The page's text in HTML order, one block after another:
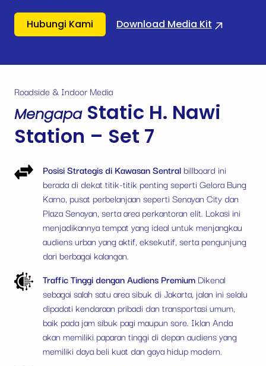
Hubungi Kami Download Media Kit
Roadside & Indoor Media
MengapaStatic H. Nawi
Station – Set 7
Posisi Strategis di Kawasan Sentralbillboard ini
berada di dekat titik-titik penting seperti Gelora Bung
Karno, pusat perbelanjaan seperti Senayan City dan
Plaza Senayan, serta area perkantoran elit. Lokasi ini
menjadikannya tempat yang ideal untuk menjangkau
audiens urban yang aktif, eksekutif, serta pengunjung
dari berbagai kalangan.
Traffic Tinggi dengan Audiens Premium Dikenal
sebagai salah satu area sibuk di Jakarta, jalan ini selalu
dipadati kendaraan pribadi dan transportasi umum,
baik pada jam sibuk pagi maupun sore. Iklan Anda
akan memiliki paparan tinggi di depan audiens yang
memiliki daya beli kuat dan gaya hidup modern.